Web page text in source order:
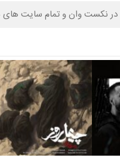
نکست وان و تمام سایت های